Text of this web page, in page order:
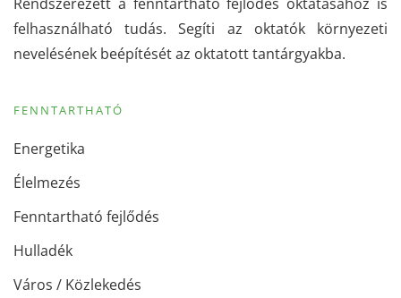
felhasználható tudás. Segíti az oktatók környezeti
nevelésének beépítését az oktatott tantárgyakba.
FENNTARTHATÓ
Energetika
Élelmezés
Fenntartható fejlődés
Hulladék
Város / Közlekedés